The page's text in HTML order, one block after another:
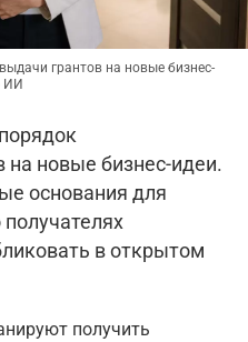
грантов на новые бизнес-
ИИ
на новые бизнес-идеи.
основания для
в открытом
получить